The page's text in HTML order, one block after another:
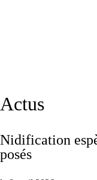
Actus
Nidification
posés